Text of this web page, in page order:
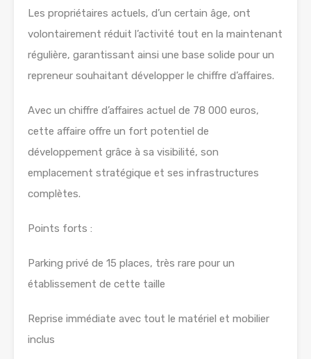
Les propriétaires actuels, d’un certain âge, ont
volontairement réduit l’activité tout en la maintenant
régulière, garantissant ainsi une base solide pour un
repreneur souhaitant développer le chiffre d’affaires.
Avec un chiffre d’affaires actuel de 78 000 euros,
cette affaire offre un fort potentiel de
développement grâce à sa visibilité, son
emplacement stratégique et ses infrastructures
complètes.
Points forts :
Parking privé de 15 places, très rare pour un
établissement de cette taille
Reprise immédiate avec tout le matériel et mobilier
inclus